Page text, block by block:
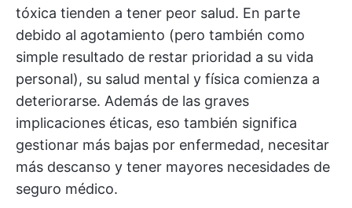
tóxica tienden a tener peor salud. En parte
debido al agotamiento (pero también como
simple resultado de restar prioridad a su vida
personal), su salud mental y física comienza a
deteriorarse. Además de las graves
implicaciones éticas, eso también significa
gestionar más bajas por enfermedad, necesitar
más descanso y tener mayores necesidades de
seguro médico.